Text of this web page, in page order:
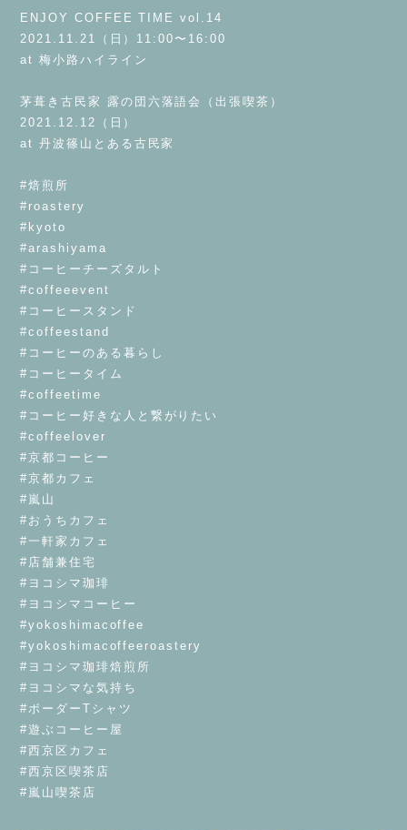
ENJOY COFFEE TIME vol.14
2021.11.21（日）11:00〜16:00
at 梅小路ハイライン
茅葺き古民家 露の団六落語会（出張喫茶）
2021.12.12（日）
at 丹波篠山とある古民家
#焙煎所
#roastery
#kyoto
#arashiyama
#コーヒーチーズタルト
#coffeeevent
#コーヒースタンド
#coffeestand
#コーヒーのある暮らし
#コーヒータイム
#coffeetime
#コーヒー好きな人と繋がりたい
#coffeelover
#京都コーヒー
#京都カフェ
#嵐山
#おうちカフェ
#一軒家カフェ
#店舗兼住宅
#ヨコシマ珈琲
#ヨコシマコーヒー
#yokoshimacoffee
#yokoshimacoffeeroastery
#ヨコシマ珈琲焙煎所
#ヨコシマな気持ち
#ボーダーTシャツ
#遊ぶコーヒー屋
#西京区カフェ
#西京区喫茶店
#嵐山喫茶店